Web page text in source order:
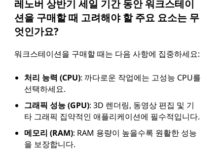
레노버 상반기 세일 기간 동안 워크스테이
션을 구매할 때 고려해야 할 주요 요소는 무
엇인가요?
워크스테이션을 구매할 때는 다음 사항에 집중하세요:
처리 능력 (CPU): 까다로운 작업에는 고성능 CPU를
선택하세요.
그래픽 성능 (GPU): 3D 렌더링, 동영상 편집 및 기
타 그래픽 집약적인 애플리케이션에 필수적입니다.
메모리 (RAM): RAM 용량이 높을수록 원활한 성능
을 보장합니다.